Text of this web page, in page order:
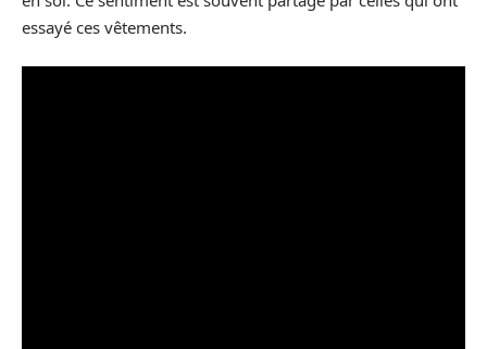
essayé ces vêtements.